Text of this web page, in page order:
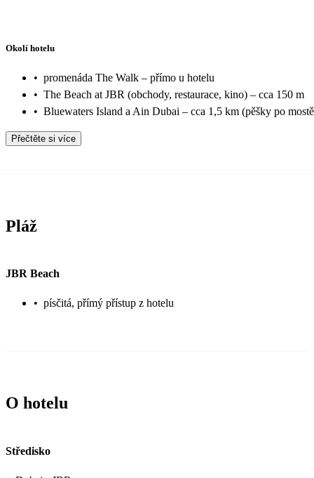
Okolí hotelu
• promenáda The Walk – přímo u hotelu
• The Beach at JBR (obchody, restaurace, kino) – cca 150 m
• Bluewaters Island a Ain Dubai – cca 1,5 km (pěšky po
Přečtěte si více
Pláž
JBR Beach
• písčitá, přímý přístup z hotelu
O hotelu
Středisko